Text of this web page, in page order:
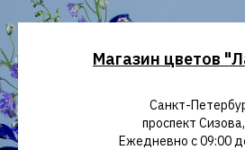
Магазин цветов
Санкт-
проспект
Ежедневно с 09:00